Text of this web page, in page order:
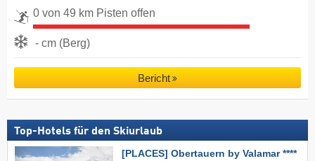
0 von 49 km Pisten offen
- cm (Berg)
Bericht
Top-Hotels für den Skiurlaub
[PLACES] Obertauern by Valamar ****